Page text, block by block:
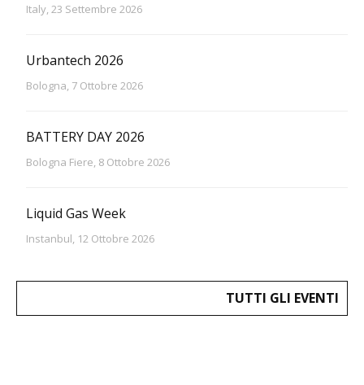
Italy, 23 Settembre 2026
Urbantech 2026
Bologna, 7 Ottobre 2026
BATTERY DAY 2026
Bologna Fiere, 8 Ottobre 2026
Liquid Gas Week
Instanbul, 12 Ottobre 2026
TUTTI GLI EVENTI